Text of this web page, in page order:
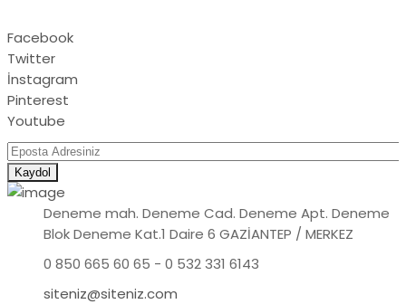
Facebook
Twitter
İnstagram
Pinterest
Youtube
Kaydol
Deneme mah. Deneme Cad. Deneme Apt. Deneme
Blok Deneme Kat.1 Daire 6 GAZİANTEP / MERKEZ
0 850 665 60 65 - 0 532 331 6143
siteniz@siteniz.com